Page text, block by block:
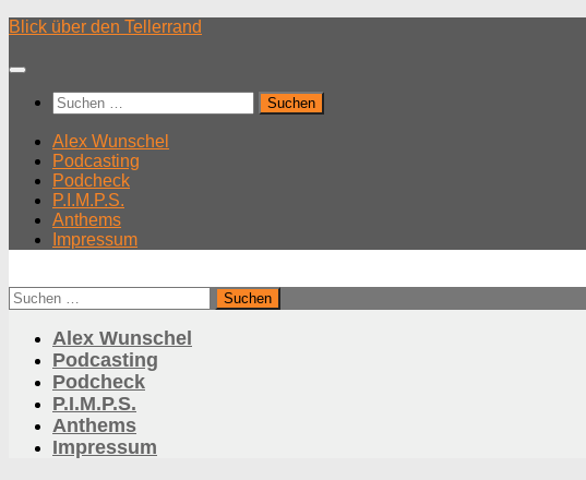
Unter
Inhalt
Blick über den Tellerrand
Suchen
nach:
Alex Wunschel
Podcasting
Podcheck
P.I.M.P.S.
Anthems
Impressum
Suchen
nach:
Alex Wunschel
Podcasting
Podcheck
P.I.M.P.S.
Anthems
Impressum